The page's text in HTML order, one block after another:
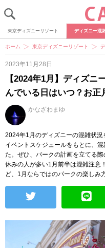
東京ディズニーリゾート ディズニー混
ホーム 東京ディズニーリゾート
2023年11月28日
【2024年1月】ディズニ
んでいる日はいつ？お正
かなざわまゆ
2024年1月のディズニーの混雑状
イベントスケジュールをもとに、
た。ぜひ、パークの計画を立てる
休みの人が多い1月前半は混雑注意
ど、1月ならではのパークの楽しみ